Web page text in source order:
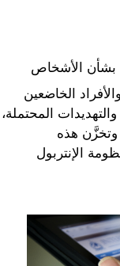
بشأن الأشخاص
الخاضعين
المحتملة،
وتخزَّن هذه
الإنتربول